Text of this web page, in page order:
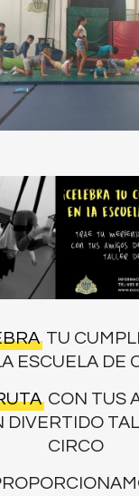
TU
ESCUELA DE
CON TUS
DIVERTIDO
CIRCO